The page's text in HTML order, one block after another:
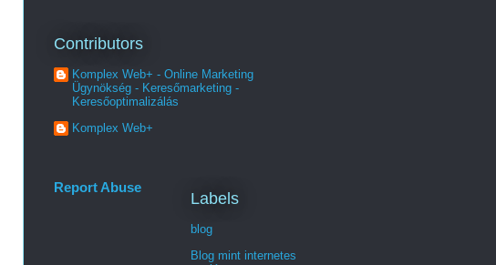
Contributors
Komplex Web+ - Online Marketing
Ügynökség - Keresőmarketing -
Keresőoptimalizálás
Komplex Web+
Report Abuse
Labels
blog
Blog mint internetes